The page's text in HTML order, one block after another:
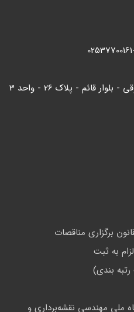
قائم - پلاک 26 - واحد 3
به ثبت
بندی)
ملی مهندسی نقشه‌برداری و